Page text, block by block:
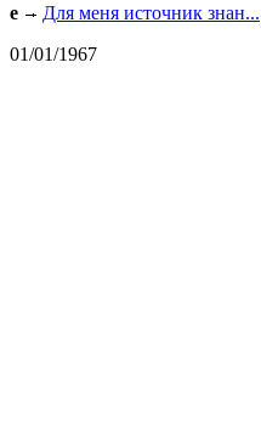
e
Для меня источник знан...
01/01/1967